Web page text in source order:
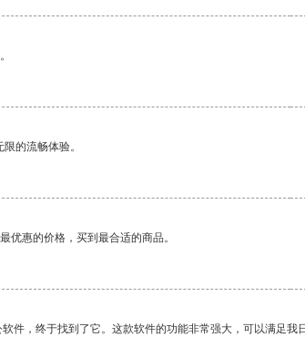
的流畅体验。
优惠的价格，买到最合适的商品。
件，终于找到了它。这款软件的功能非常强大，可以满足我